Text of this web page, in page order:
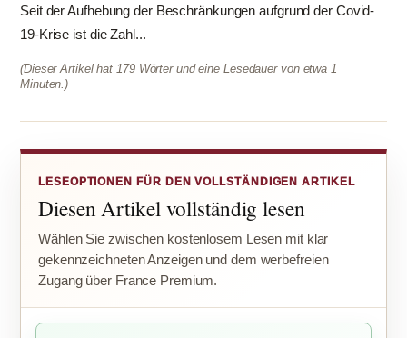
Seit der Aufhebung der Beschränkungen aufgrund der Covid-
19-Krise ist die Zahl...
(Dieser Artikel hat 179 Wörter und eine Lesedauer von etwa 1
Minuten.)
LESEOPTIONEN FÜR DEN VOLLSTÄNDIGEN ARTIKEL
Diesen Artikel vollständig lesen
Wählen Sie zwischen kostenlosem Lesen mit klar
gekennzeichneten Anzeigen und dem werbefreien
Zugang über France Premium.